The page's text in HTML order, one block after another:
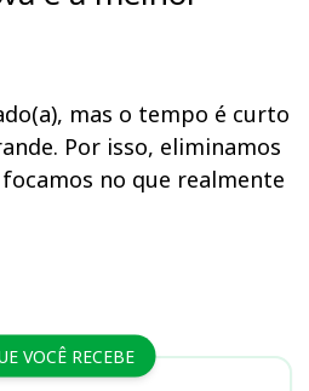
mas o tempo é curto
Por isso, eliminamos
no que realmente
VOCÊ RECEBE